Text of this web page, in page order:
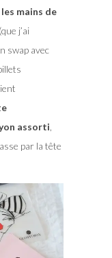
mains de
j’ai
swap avec
assorti,
par la tête